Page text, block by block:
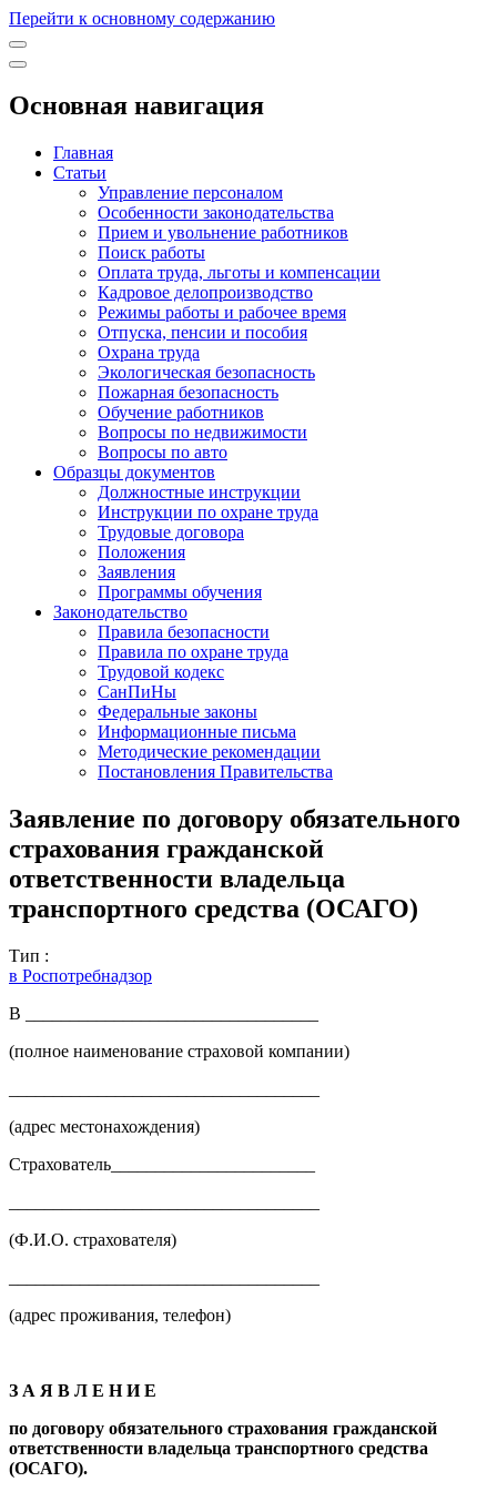
Перейти к основному содержанию
Основная навигация
Главная
Статьи
Управление персоналом
Особенности законодательства
Прием и увольнение работников
Поиск работы
Оплата труда, льготы и компенсации
Кадровое делопроизводство
Режимы работы и рабочее время
Отпуска, пенсии и пособия
Охрана труда
Экологическая безопасность
Пожарная безопасность
Обучение работников
Вопросы по недвижимости
Вопросы по авто
Образцы документов
Должностные инструкции
Инструкции по охране труда
Трудовые договора
Положения
Заявления
Программы обучения
Законодательство
Правила безопасности
Правила по охране труда
Трудовой кодекс
СанПиНы
Федеральные законы
Информационные письма
Методические рекомендации
Постановления Правительства
Заявление по договору обязательного
страхования гражданской
ответственности владельца
транспортного средства (ОСАГО)
Тип :
в Роспотребнадзор
В _________________________________
(полное наименование страховой компании)
(адрес местонахождения)
Страхователь_______________________
(Ф.И.О. страхователя)
(адрес проживания, телефон)
З А Я В Л Е Н И Е
по договору обязательного страхования гражданской
ответственности владельца транспортного средства
(ОСАГО).